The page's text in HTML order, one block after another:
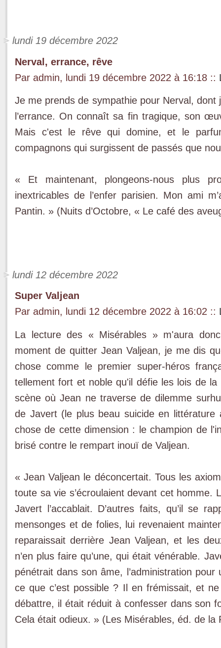
lundi 19 décembre 2022
Nerval, errance, rêve
Par admin, lundi 19 décembre 2022 à 16:18 ::
Je me prends de sympathie pour Nerval,
l’errance. On connaît sa fin tragique, son
Mais c'est le rêve qui domine, et le
compagnons qui surgissent de passés que
« Et maintenant, plongeons-nous plus
inextricables de l’enfer parisien. Mon ami
Pantin. » (Nuits d’Octobre, « Le café des
lundi 12 décembre 2022
Super Valjean
Par admin, lundi 12 décembre 2022 à 16:02 ::
La lecture des « Misérables » m'aura
moment de quitter Jean Valjean, je me dis
chose comme le premier super-héros
tellement fort et noble qu'il défie les lois de
scène où Jean ne traverse de dilemme
de Javert (le plus beau suicide en
chose de cette dimension : le champion de
brisé contre le rempart inouï de Valjean.
« Jean Valjean le déconcertait. Tous les
toute sa vie s’écroulaient devant cet homme.
Javert l’accablait. D’autres faits, qu’il se
mensonges et de folies, lui revenaient
reparaissait derrière Jean Valjean, et les
n’en plus faire qu’une, qui était vénérable.
pénétrait dans son âme, l’administration
ce que c’est possible ? Il en frémissait, et
débattre, il était réduit à confesser dans son
Cela était odieux. » (Les Misérables, éd. de la